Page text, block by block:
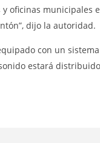
DEL PROYECTO
CULTURAL
oficinas municipales
dijo la autoridad.
con un
estará